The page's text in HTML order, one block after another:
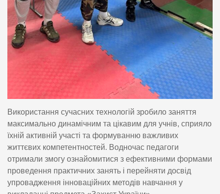
Використання сучасних технологій зробило заняття
максимально динамічним та цікавим для учнів, сприяло
їхній активній участі та формуванню важливих
життєвих компетентностей. Водночас педагоги
отримали змогу ознайомитися з ефективними формами
проведення практичних занять і перейняти досвід
упровадження інноваційних методів навчання у